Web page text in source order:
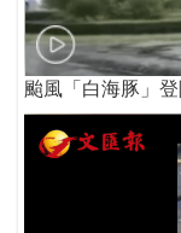
颱風「白海豚」